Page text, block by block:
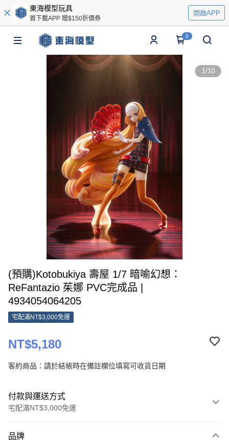
東海模型玩具
首下載APP 贈$150折價券
開啟APP
0
1/10
(預購)Kotobukiya 壽屋 1/7 暗喻幻想：
ReFantazio 茱娜 PVC完成品 |
4934054064205
宅配滿NT$3,000免運
NT$5,180
客約商品：請於結帳時在備註欄位填寫可收貨日期
付款與運送方式
宅配滿NT$3,000免運
品牌